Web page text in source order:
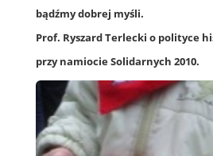
bądźmy dobrej myśli.
Prof. Ryszard Terlecki o polityce
przy namiocie Solidarnych 2010.